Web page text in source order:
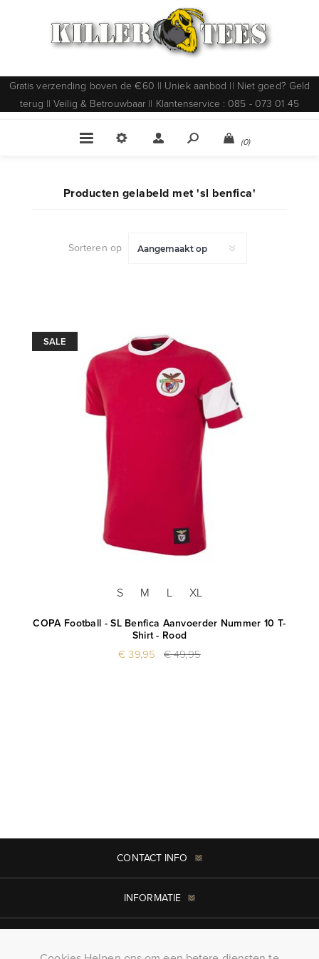
Gratis verzending boven de €60 || Uniek aanbod || Niet goed? Geld
terug || Veilig & Betrouwbaar || Klantenservice : 085 - 073 01 45
(0)
Producten gelabeld met 'sl benfica'
Sorteren op
SALE
S M L XL
COPA Football - SL Benfica Aanvoerder Nummer 10 T-
Shirt - Rood
€ 39,95 € 49,95
CONTACT INFO
INFORMATIE